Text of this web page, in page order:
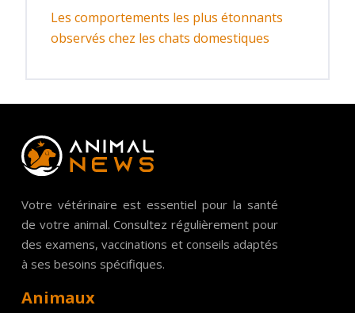
Les comportements les plus étonnants
observés chez les chats domestiques
Votre vétérinaire est essentiel pour la santé
de votre animal. Consultez régulièrement pour
des examens, vaccinations et conseils adaptés
à ses besoins spécifiques.
Animaux